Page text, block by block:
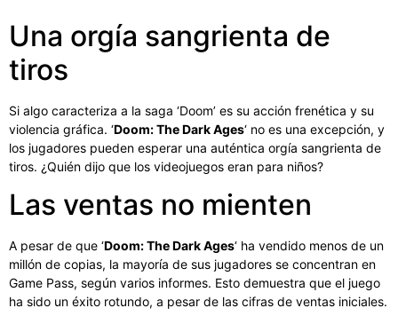
Una orgía sangrienta de
tiros
Si algo caracteriza a la saga ‘Doom’ es su acción frenética y su
violencia gráfica. ‘Doom: The Dark Ages‘ no es una excepción, y
los jugadores pueden esperar una auténtica orgía sangrienta de
tiros. ¿Quién dijo que los videojuegos eran para niños?
Las ventas no mienten
A pesar de que ‘Doom: The Dark Ages‘ ha vendido menos de un
millón de copias, la mayoría de sus jugadores se concentran en
Game Pass, según varios informes. Esto demuestra que el juego
ha sido un éxito rotundo, a pesar de las cifras de ventas iniciales.